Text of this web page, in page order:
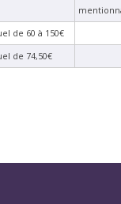
de 60 à 150€
de 74,50€